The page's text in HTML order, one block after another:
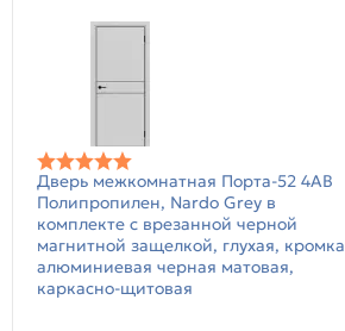
Дверь межкомнатная Порта-52 4AB
Полипропилен, Nardo Grey в
комплекте с врезанной черной
магнитной защелкой, глухая, кромка
алюминиевая черная матовая,
каркасно-щитовая